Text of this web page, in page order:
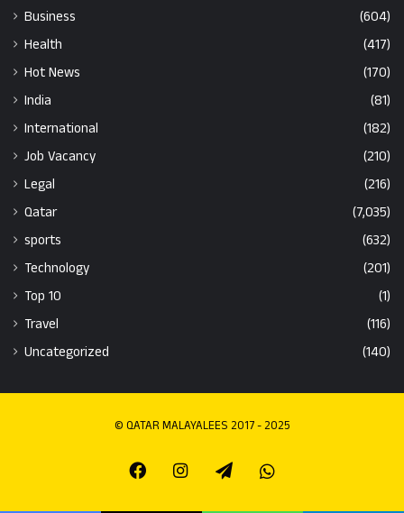
Business
(604)
Health
(417)
Hot News
(170)
India
(81)
International
(182)
Job Vacancy
(210)
Legal
(216)
Qatar
(7,035)
sports
(632)
Technology
(201)
Top 10
(1)
Travel
(116)
Uncategorized
(140)
© QATAR MALAYALEES 2017 - 2025
FacebookInstagramTelegramWhatsapp